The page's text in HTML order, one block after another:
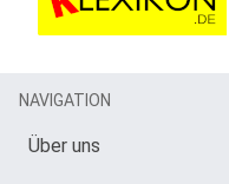
NAVIGATION
Über uns